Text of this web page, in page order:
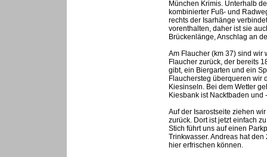
München Krimis. Unterhalb
kombinierter Fuß- und
rechts der Isarhänge
vorenthalten, daher ist sie
Brückenlänge, Anschlag an
Am Flaucher (km 37) sind wir
Flaucher zurück, der bereits
gibt, ein Biergarten und ein
Flauchersteg überqueren wir
Kiesinseln. Bei dem Wetter
Kiesbank ist Nacktbaden
Auf der Isarostseite ziehen
zurück. Dort ist jetzt einfach
Stich führt uns auf einen
Trinkwasser. Andreas hat
hier erfrischen können.